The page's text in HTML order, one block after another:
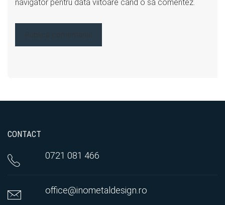
navigator pentru data viitoare când o să comentez.
CONTACT
0721 081 466
office@inometaldesign.ro